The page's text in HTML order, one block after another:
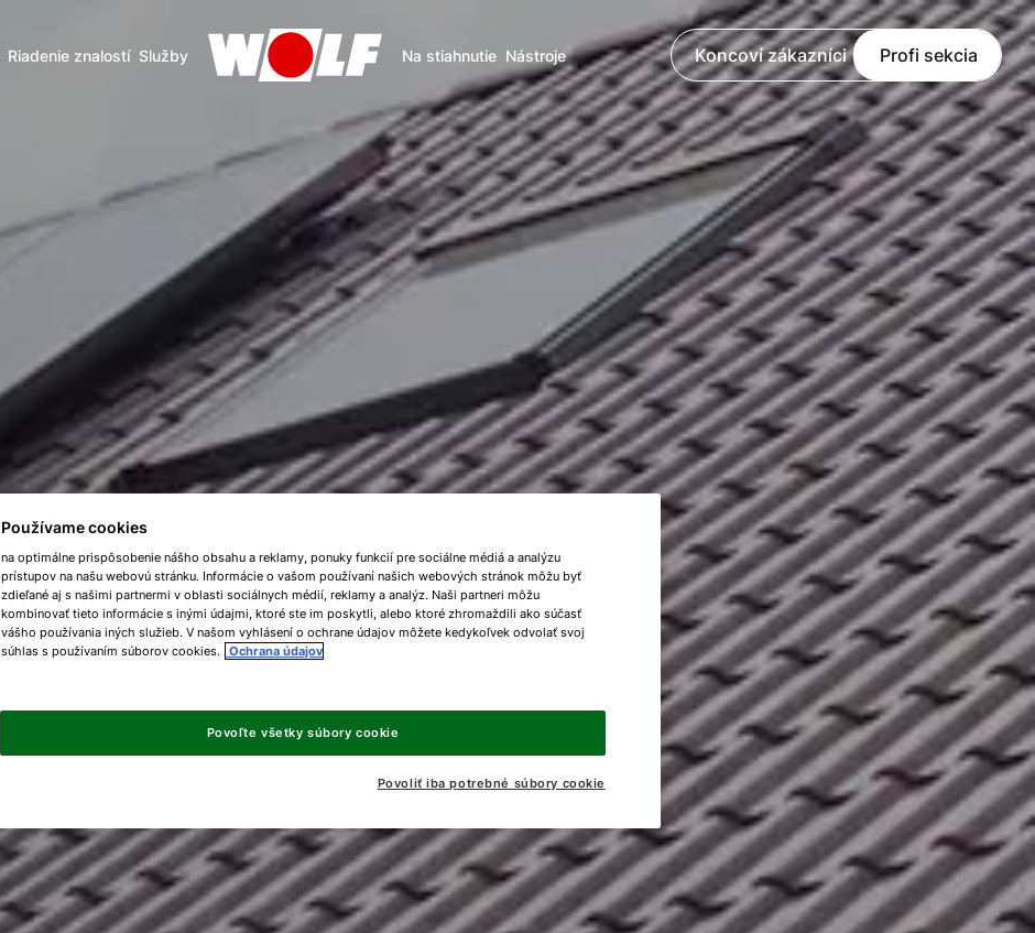
Riadenie znalostí Služby Na stiahnutie Nástroje Koncoví zákazníci Profi sekcia
Používame cookies
na optimálne prispôsobenie nášho obsahu a reklamy, ponuky funkcií pre sociálne médiá a analýzu
prístupov na našu webovú stránku. Informácie o vašom používaní našich webových stránok môžu byť
zdieľané aj s našimi partnermi v oblasti sociálnych médií, reklamy a analýz. Naši partneri môžu
kombinovať tieto informácie s inými údajmi, ktoré ste im poskytli, alebo ktoré zhromaždili ako súčasť
vášho používania iných služieb. V našom vyhlásení o ochrane údajov môžete kedykoľvek odvolať svoj
súhlas s používaním súborov cookies. Ochrana údajov
Povoliť iba potrebné súbory cookie
Povoľte všetky súbory cookie